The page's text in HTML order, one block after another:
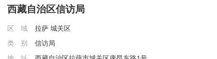
西藏自治区信访局
区 域 拉萨 城关区
类 别
信访局